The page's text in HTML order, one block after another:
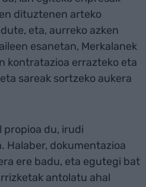
dituztenen arteko
eta, aurreko azken
esanetan, Merkalanek
kontratazioa errazteko eta
sareak sortzeko aukera
propioa du, irudi
Halaber, dokumentazioa
ere badu, eta egutegi bat
antolatu ahal